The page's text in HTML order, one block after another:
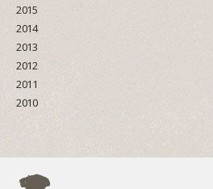
2015
2014
2013
2012
2011
2010